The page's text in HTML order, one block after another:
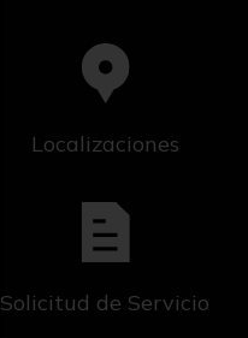
Localizaciones
Solicitud de Servicio